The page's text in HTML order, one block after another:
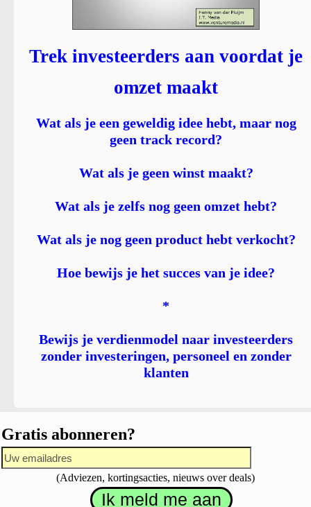
Trek investeerders aan voordat je
omzet maakt
Wat als je een geweldig idee hebt, maar nog
geen track record?
Wat als je geen winst maakt?
Wat als je zelfs nog geen omzet hebt?
Wat als je nog geen product hebt verkocht?
Hoe bewijs je het succes van je idee?
*
Bewijs je verdienmodel naar investeerders
zonder investeringen, personeel en zonder
klanten
Gratis abonneren?
(Adviezen, kortingsacties, nieuws over deals)